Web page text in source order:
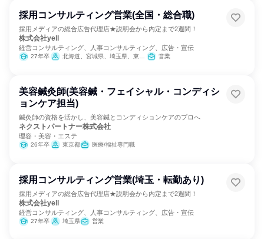
採用コンサルティング営業(全国・総合職)
採用メディアの総合広告代理店★説明会から内定まで2週間！
株式会社yell
経営コンサルティング、人事コンサルティング、広告・宣伝
27年卒 北海道、宮城県、埼玉県、東京都、神奈川県、大阪府、兵庫県、広島県 営業
美容鍼灸師(美容鍼・フェイシャル・コンディシ
ョンケア担当)
鍼灸師の資格を活かし、美容鍼とコンディションケアのプロへ
ネクストパートナー株式会社
理容・美容・エステ
26年卒 東京都 医療/福祉専門職
採用コンサルティング営業(埼玉・転勤あり)
採用メディアの総合広告代理店★説明会から内定まで2週間！
株式会社yell
経営コンサルティング、人事コンサルティング、広告・宣伝
27年卒 埼玉県 営業